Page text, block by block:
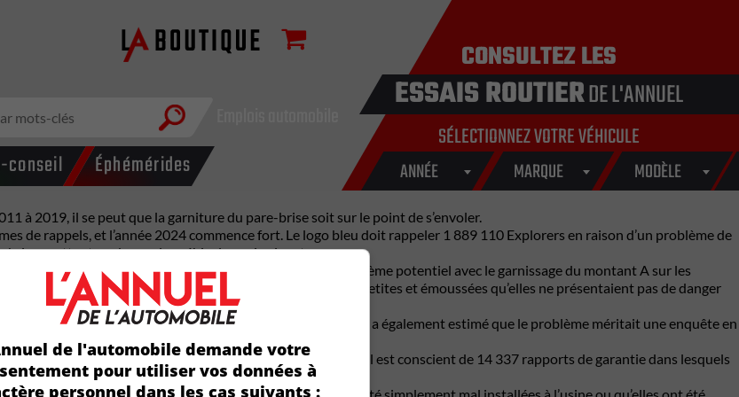
conseil Éphémérides
CONSULTEZ LES
ESSAIS ROUTIERDE L'ANNUEL
SÉLECTIONNEZ VOTRE VÉHICULE
ANNÉE MARQUE MODÈLE
à 2019, il se peut que la garniture du pare-brise soit sur le point de s’envoler.
de rappels, et l’année 2024 commence fort. Le logo bleu doit rappeler 1 889 110 Explorers en raison d’un problème de
mettant en danger les véhicules qui suivent.
(NHTSA). Ford, qui a d’abord pris connaissance d’un problème potentiel avec le garnissage du montant A sur les
que les pièces de garniture détachées étaient si petites et émoussées qu’elles ne présentaient pas de danger
problème, et quelques mois plus tard, Transports Canada a également estimé que le problème méritait une enquête en
génération, couvrant les années-modèles 2011 à 2019. Il est conscient de 14 337 rapports de garantie dans lesquels
de l'automobile demande votre
pour utiliser vos données à
personnel dans les cas suivants :